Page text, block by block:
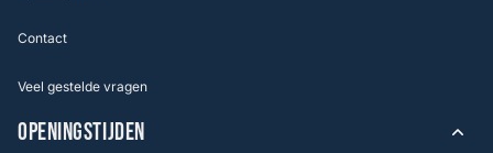
Contact
Veel gestelde vragen
OPENINGSTIJDEN